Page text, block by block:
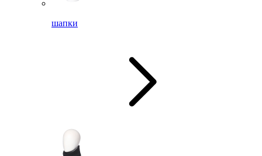
шапки